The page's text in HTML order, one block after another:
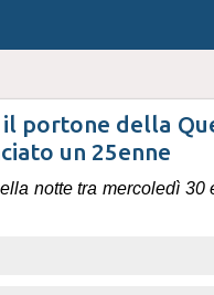
il portone della
un 25enne
notte tra mercoledì 30